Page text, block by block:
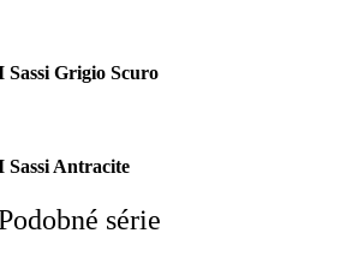
Sassi Grigio Scuro
Sassi Antracite
série